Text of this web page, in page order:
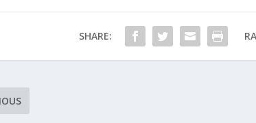
SHARE: